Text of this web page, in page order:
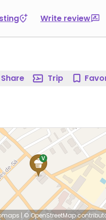
Write review
Share Trip
|© OpenStreetMap